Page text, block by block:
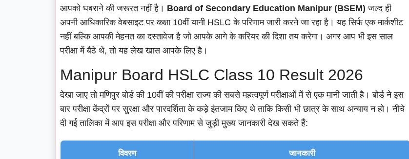
आपको घबराने की जरूरत नहीं है। Board of Secondary Education Manipur (BSEM) जल्द ही
अपनी आधिकारिक वेबसाइट पर कक्षा 10वीं यानी HSLC के परिणाम जारी करने जा रहा है। यह सिर्फ एक मार्कशीट
नहीं बल्कि आपकी मेहनत का दस्तावेज है जो आपके आगे के करियर की दिशा तय करेगा। अगर आप भी इस साल
परीक्षा में बैठे थे, तो यह लेख खास आपके लिए है।
Manipur Board HSLC Class 10 Result 2026
देखा जाए तो मणिपुर बोर्ड की 10वीं की परीक्षा राज्य की सबसे महत्वपूर्ण परीक्षाओं में से एक मानी जाती है। बोर्ड ने इस
बार परीक्षा केंद्रों पर सुरक्षा और पारदर्शिता के कड़े इंतजाम किए थे ताकि किसी भी छात्र के साथ अन्याय न हो। नीचे
दी गई तालिका में आप इस परीक्षा और परिणाम से जुड़ी मुख्य जानकारी देख सकते हैं:
विवरण जानकारी